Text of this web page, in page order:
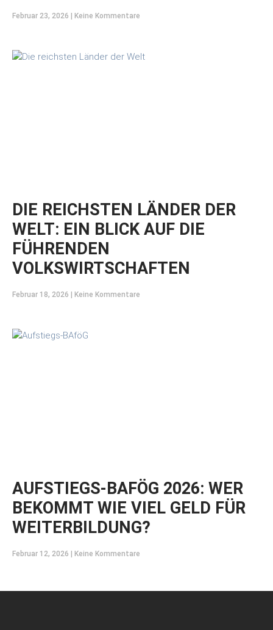
Februar 23, 2026 Keine Kommentare
DIE REICHSTEN LÄNDER DER
WELT: EIN BLICK AUF DIE
FÜHRENDEN
VOLKSWIRTSCHAFTEN
Februar 18, 2026 Keine Kommentare
AUFSTIEGS-BAFÖG 2026: WER
BEKOMMT WIE VIEL GELD FÜR
WEITERBILDUNG?
Februar 12, 2026 Keine Kommentare